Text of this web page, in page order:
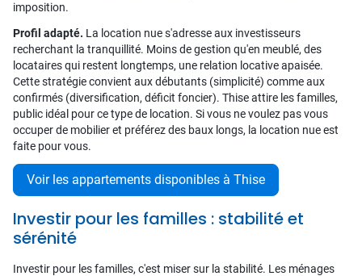
imposition.
Profil adapté. La location nue s'adresse aux investisseurs
recherchant la tranquillité. Moins de gestion qu'en meublé, des
locataires qui restent longtemps, une relation locative apaisée.
Cette stratégie convient aux débutants (simplicité) comme aux
confirmés (diversification, déficit foncier). Thise attire les familles,
public idéal pour ce type de location. Si vous ne voulez pas vous
occuper de mobilier et préférez des baux longs, la location nue est
faite pour vous.
Voir les appartements disponibles à Thise
Investir pour les familles : stabilité et
sérénité
Investir pour les familles, c'est miser sur la stabilité. Les ménages